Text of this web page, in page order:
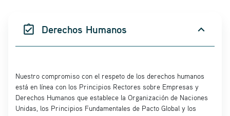
assignment_turned_in Derechos Humanos expand_more
Nuestro compromiso con el respeto de los derechos humanos
está en línea con los Principios Rectores sobre Empresas y
Derechos Humanos que establece la Organización de Naciones
Unidas, los Principios Fundamentales de Pacto Global y los